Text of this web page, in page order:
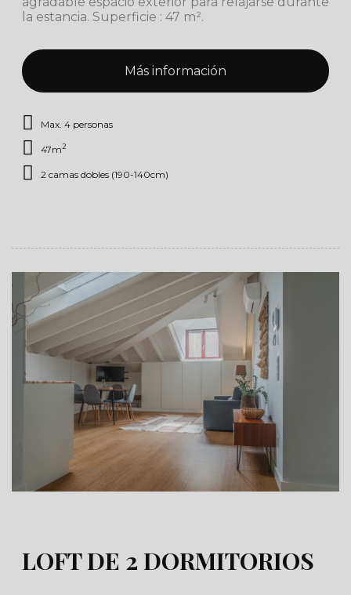
la estancia. Superficie : 47 m².
Más información
Max. 4 personas
47m2
2 camas dobles (190-140cm)
LOFT DE 2 DORMITORIOS